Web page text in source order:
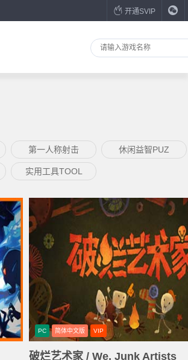
开通SVIP
第一人称射击 休闲益智PUZ
实用工具TOOL
PC 简体中文版 VIP
破烂艺术家 / We, Junk Artists